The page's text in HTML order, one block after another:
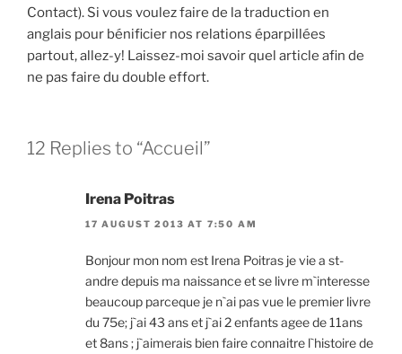
Contact). Si vous voulez faire de la traduction en
anglais pour bénificier nos relations éparpillées
partout, allez-y! Laissez-moi savoir quel article afin de
ne pas faire du double effort.
12 Replies to “Accueil”
Irena Poitras
17 AUGUST 2013 AT 7:50 AM
Bonjour mon nom est Irena Poitras je vie a st-
andre depuis ma naissance et se livre m`interesse
beaucoup parceque je n`ai pas vue le premier livre
du 75e; j`ai 43 ans et j`ai 2 enfants agee de 11ans
et 8ans ; j`aimerais bien faire connaitre l`histoire de